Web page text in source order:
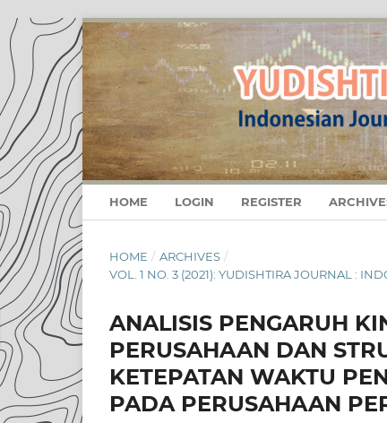
HOME LOGIN REGISTER
HOME / ARCHIVES /
VOL. 1 NO. 3 (2021): YUDISHTIRA JOURNAL :
ANALISIS PENGARUH
PERUSAHAAN DAN
KETEPATAN WAKTU
PADA PERUSAHAAN